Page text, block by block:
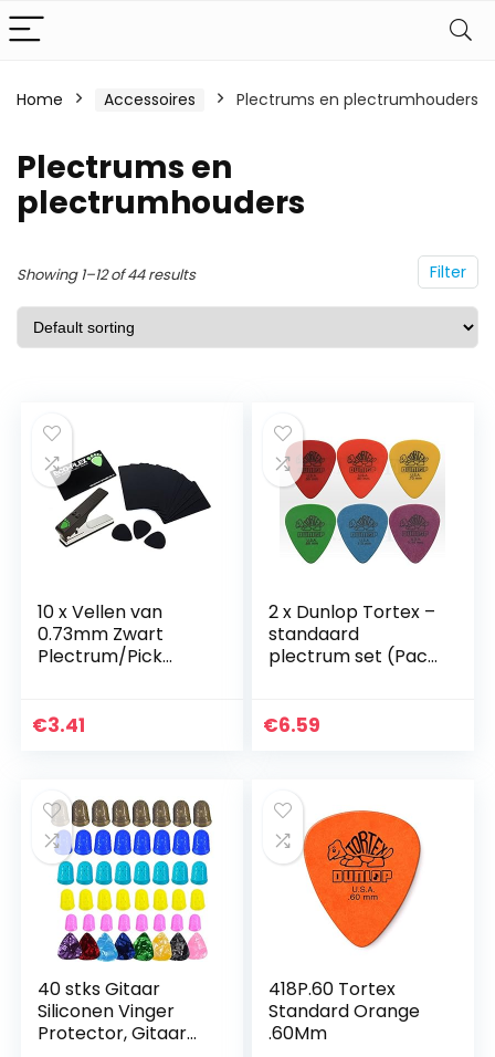
Home Accessoires Plectrums en plectrumhouders
Plectrums en
plectrumhouders
Filter
Showing 1–12 of 44 results
10 x Vellen van
0.73mm Zwart
Plectrum/Pick
Punches
€3.41
2 x Dunlop Tortex –
standaard
plectrum set (Pack
€6.59
40 stks Gitaar
Siliconen Vinger
Protector, Gitaar
418P.60 Tortex
Standard Orange
.60Mm